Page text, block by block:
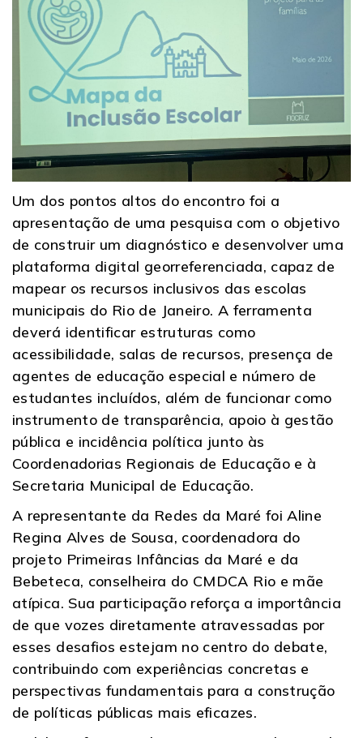
Um dos pontos altos do encontro foi a
apresentação de uma pesquisa com o objetivo
de construir um diagnóstico e desenvolver uma
plataforma digital georreferenciada, capaz de
mapear os recursos inclusivos das escolas
municipais do Rio de Janeiro. A ferramenta
deverá identificar estruturas como
acessibilidade, salas de recursos, presença de
agentes de educação especial e número de
estudantes incluídos, além de funcionar como
instrumento de transparência, apoio à gestão
pública e incidência política junto às
Coordenadorias Regionais de Educação e à
Secretaria Municipal de Educação.
A representante da Redes da Maré foi Aline
Regina Alves de Sousa, coordenadora do
projeto Primeiras Infâncias da Maré e da
Bebeteca, conselheira do CMDCA Rio e mãe
atípica. Sua participação reforça a importância
de que vozes diretamente atravessadas por
esses desafios estejam no centro do debate,
contribuindo com experiências concretas e
perspectivas fundamentais para a construção
de políticas públicas mais eficazes.